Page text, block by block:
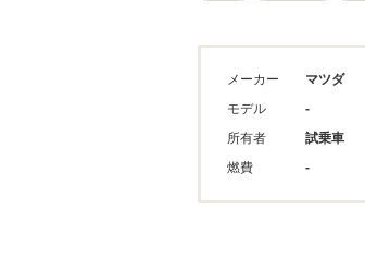
メーカー
マツダ
モデル
-
所有者
試乗車
燃費
-